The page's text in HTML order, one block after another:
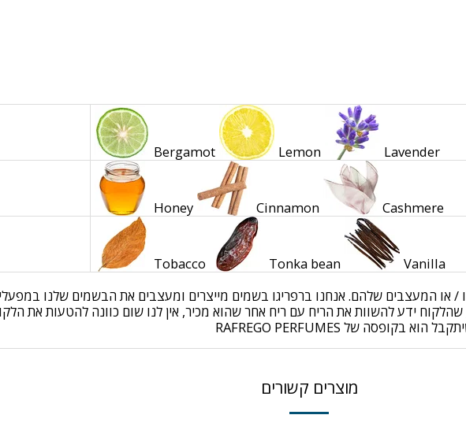
Bergamot Lemon Lavender
Honey Cinnamon Cashmere
Tobacco Tonka bean
Vanilla
ו / או המעצבים שלהם. אנחנו ברפריגו בשמים מייצרים ומעצבים את הבשמים שלנו
ידע להשוות את הריח עם ריח אחר שהוא מכיר, אין לנו שום כוונה להטעות את
מוצרים קשורים